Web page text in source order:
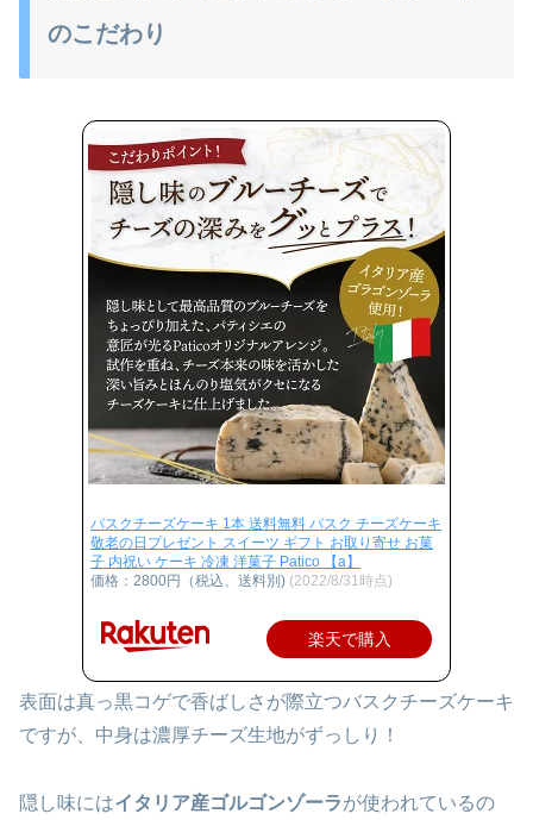
のこだわり
バスクチーズケーキ 1本 送料無料 バスク チーズケーキ
敬老の日プレゼント スイーツ ギフト お取り寄せ お菓
子 内祝い ケーキ 冷凍 洋菓子 Patico 【a】
価格：2800円（税込、送料別) (2022/8/31時点)
楽天で購入
表面は真っ黒コゲで香ばしさが際立つバスクチーズケーキ
ですが、中身は濃厚チーズ生地がずっしり！
隠し味にはイタリア産ゴルゴンゾーラが使われているの